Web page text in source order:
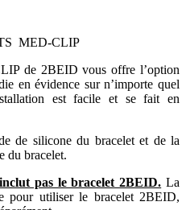
MED-CLIP
de 2BEID vous offre l’option
en évidence sur n’importe quel
est facile et se fait en
de silicone du bracelet et de la
du bracelet.
pas le bracelet 2BEID. La
pour utiliser le bracelet 2BEID,